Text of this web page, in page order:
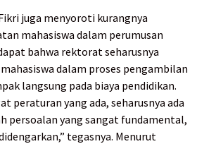
juga menyoroti kurangnya
mahasiswa dalam perumusan
bahwa rektorat seharusnya
dalam proses pengambilan
langsung pada biaya pendidikan.
peraturan yang ada, seharusnya ada
persoalan yang sangat fundamental,
tegasnya. Menurut